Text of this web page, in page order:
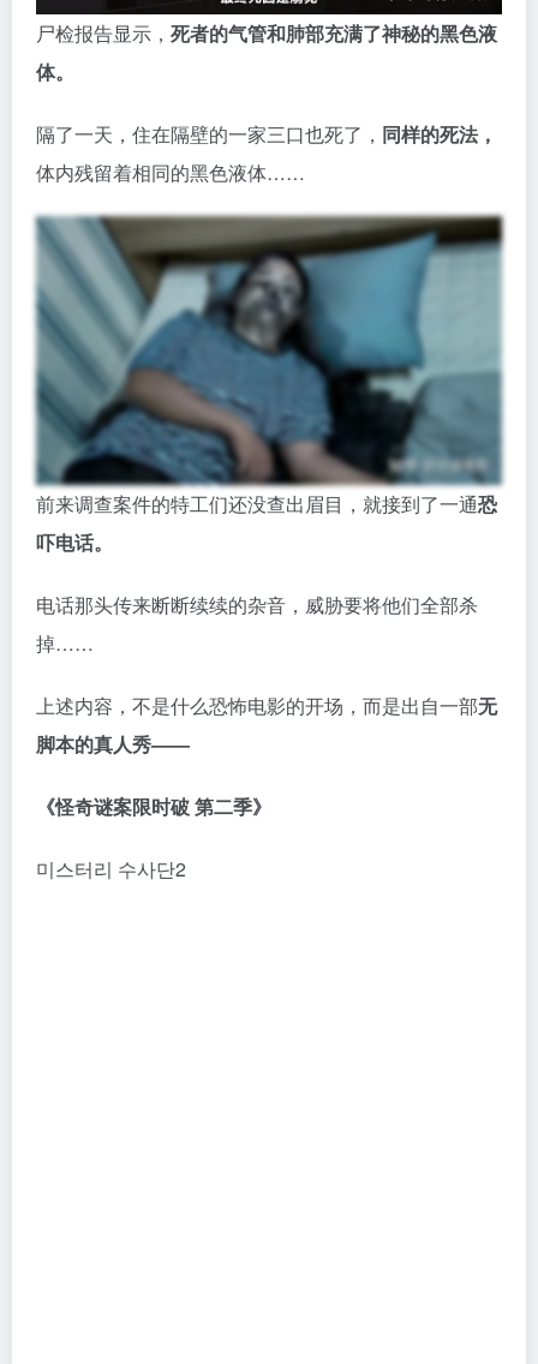
尸检报告显示， 死者的气管和肺部充满了神秘的黑色液
体。
隔了一天，住在隔壁的一家三口也死了， 同样的死法，
体内残留着相同的黑色液体……
前来调查案件的特工们还没查出眉目，就接到了一通恐
吓电话。
电话那头传来断断续续的杂音，威胁要将他们全部杀
掉……
上述内容，不是什么恐怖电影的开场，而是出自一部无
脚本的真人秀——
《怪奇谜案限时破 第二季》
미스터리 수사단2